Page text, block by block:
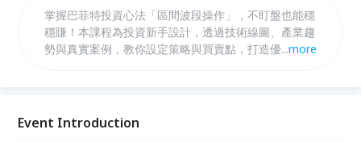
掌握巴菲特投資心法「區間波段操作」，不盯盤也能穩
穩賺！本課程為投資新手設計，透過技術線圖、產業趨
勢與真實案例，教你設定策略與買賣點，打造優質年報
...more
Event Introduction